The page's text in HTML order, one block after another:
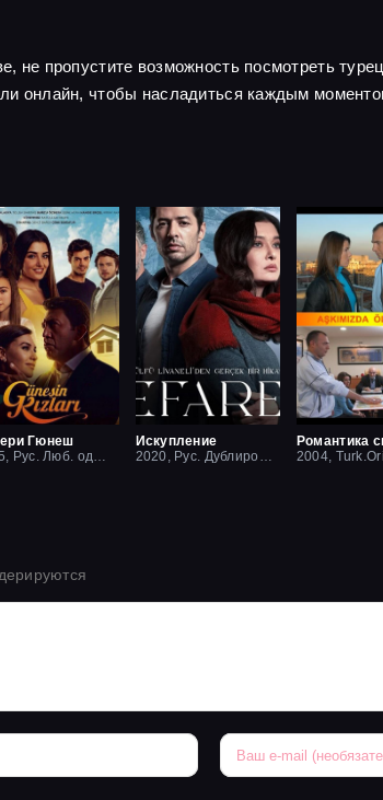
не пропустите возможность посмотреть
онлайн, чтобы насладиться каждым
Гюнеш
Искупление
Романтика
2004,